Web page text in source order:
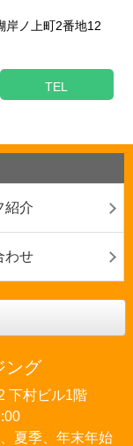
岸ノ上町2番地12
TEL
紹介
わせ
ング
下村ビル1階
夏季、年末年始